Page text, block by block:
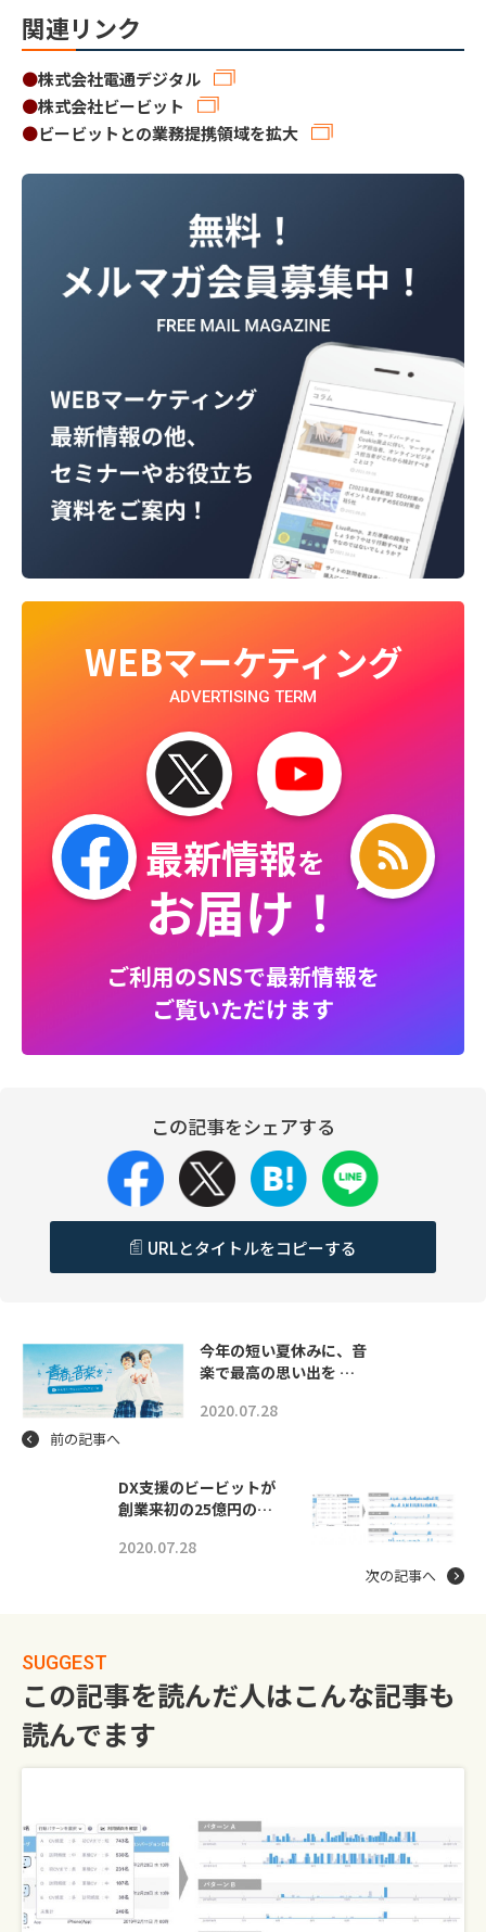
関連リンク
●株式会社電通デジタル
●株式会社ビービット
●ビービットとの業務提携領域を拡大
WEBマーケティング
ADVERTISING TERM
最新情報を
お届け！
ご利用のSNSで最新情報を
ご覧いただけます
この記事をシェアする
URLとタイトルをコピーする
今年の短い夏休みに、音
楽で最高の思い出を …
2020.07.28
前の記事へ
DX支援のビービットが
創業来初の25億円の…
2020.07.28
次の記事へ
SUGGEST
この記事を読んだ人はこんな記事も
読んでます